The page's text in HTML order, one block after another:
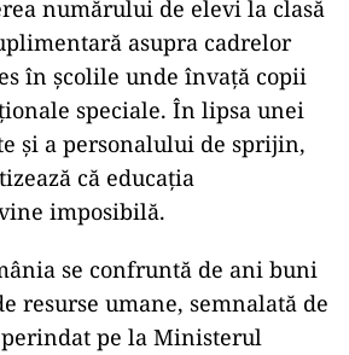
numărului de elevi la clasă
asupra cadrelor
în școlile unde învață copii
speciale. În lipsa unei
și a personalului de sprijin,
că educația
imposibilă.
se confruntă de ani buni
resurse umane, semnalată de
pe la Ministerul